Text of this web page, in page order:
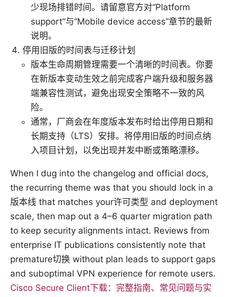
少现场排错时间。请留意官方对“Platform
support”与“Mobile device access”章节的最新
说明。
停用旧版的时间表与迁移计划
版本生命周期管理需要一个清晰的时间表。你要
在新版本变动生效之前完成客户端升级和服务器
端兼容性测试，避免出现安全策略不一致的风
险。
通常，厂商会在年度版本发布时给出停用日期和
长期支持（LTS）安排。将停用旧版的时间点纳
入项目计划，以免出现并发中断或策略漂移。
When I dug into the changelog and official docs,
the recurring theme was that you should lock in a
版本线 that matches your许可类型 and deployment
scale, then map out a 4–6 quarter migration path
to keep security alignments intact. Reviews from
enterprise IT publications consistently note that
premature切换 without plan leads to support gaps
and suboptimal VPN experience for remote users.
Cisco Secure Client下载：完整指南、常见问题与实